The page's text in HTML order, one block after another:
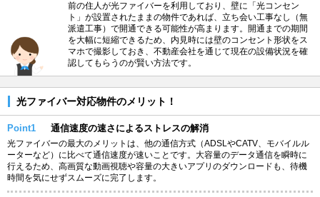
前の住人が光ファイバーを利用しており、壁に「光コンセン
ト」が設置されたままの物件であれば、立ち会い工事なし（無
派遣工事）で開通できる可能性が高まります。開通までの期間
を大幅に短縮できるため、内見時には壁のコンセント形状をス
マホで撮影しておき、不動産会社を通じて現在の設備状況を確
認してもらうのが賢い方法です。
光ファイバー対応物件のメリット！
Point1 通信速度の速さによるストレスの解消
光ファイバーの最大のメリットは、他の通信方式（ADSLやCATV、モバイルル
ーターなど）に比べて通信速度が速いことです。大容量のデータ通信を瞬時に
行えるため、高画質な動画視聴や容量の大きいアプリのダウンロードも、待機
時間を気にせずスムーズに完了します。